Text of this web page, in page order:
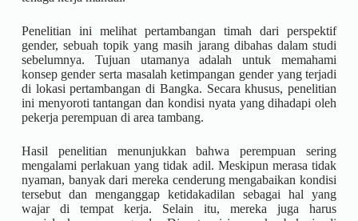
Penelitian ini melihat pertambangan timah dari perspektif
gender, sebuah topik yang masih jarang dibahas dalam studi
sebelumnya. Tujuan utamanya adalah untuk memahami
konsep gender serta masalah ketimpangan gender yang terjadi
di lokasi pertambangan di Bangka. Secara khusus, penelitian
ini menyoroti tantangan dan kondisi nyata yang dihadapi oleh
pekerja perempuan di area tambang.
Hasil penelitian menunjukkan bahwa perempuan sering
mengalami perlakuan yang tidak adil. Meskipun merasa tidak
nyaman, banyak dari mereka cenderung mengabaikan kondisi
tersebut dan menganggap ketidakadilan sebagai hal yang
wajar di tempat kerja. Selain itu, mereka juga harus